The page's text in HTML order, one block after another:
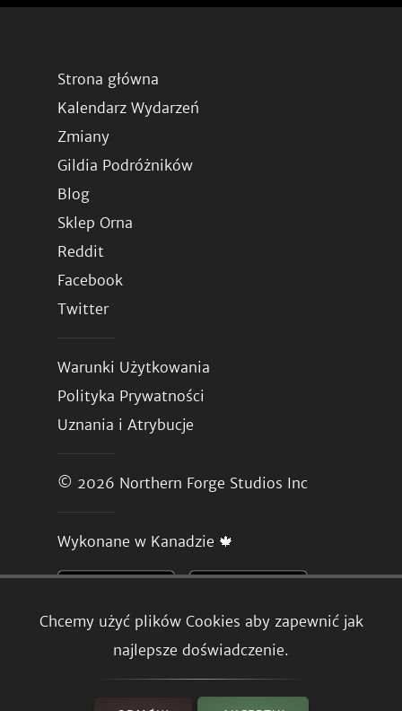
Chcemy użyć plików Cookies aby zapewnić jak
najlepsze doświadczenie.
Strona główna
Kalendarz Wydarzeń
Zmiany
Gildia Podróżników
Blog
Sklep Orna
Reddit
Facebook
Twitter
Warunki Użytkowania
Polityka Prywatności
Uznania i Atrybucje
© 2026 Northern Forge Studios Inc
Wykonane w Kanadzie 🍁